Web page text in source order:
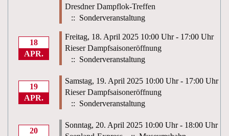
Dresdner Dampflok-Treffen
:: Sonderveranstaltung
18
APR.
Freitag, 18. April 2025 10:00 Uhr - 17:00 Uhr
Rieser Dampfsaisoneröffnung
:: Sonderveranstaltung
19
APR.
Samstag, 19. April 2025 10:00 Uhr - 17:00 Uhr
Rieser Dampfsaisoneröffnung
:: Sonderveranstaltung
20
Sonntag, 20. April 2025 10:00 Uhr - 18:00 Uhr